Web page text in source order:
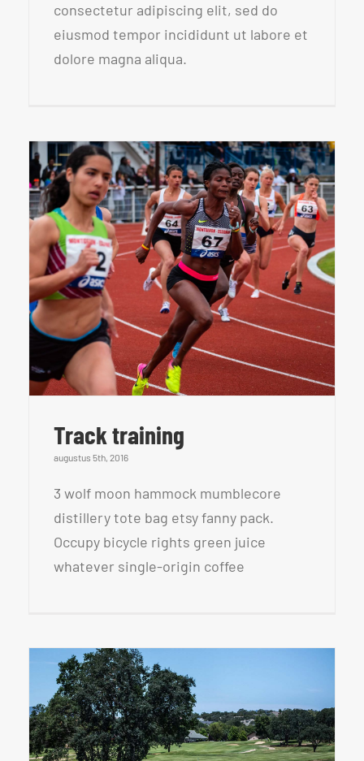
consectetur adipiscing elit, sed do
eiusmod tempor incididunt ut labore et
dolore magna aliqua.
Track training
augustus 5th, 2016
3 wolf moon hammock mumblecore
distillery tote bag etsy fanny pack.
Occupy bicycle rights green juice
whatever single-origin coffee